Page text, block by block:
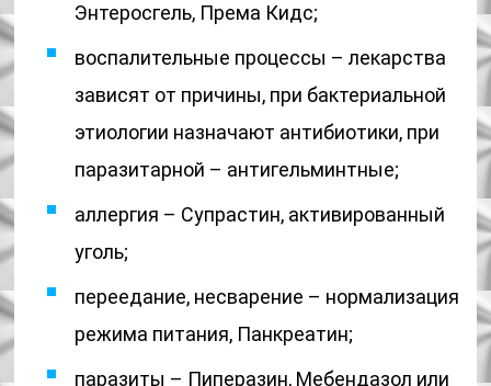
Энтеросгель, Према Кидс;
воспалительные процессы – лекарства
зависят от причины, при бактериальной
этиологии назначают антибиотики, при
паразитарной – антигельминтные;
аллергия – Супрастин, активированный
уголь;
переедание, несварение – нормализация
режима питания, Панкреатин;
паразиты – Пиперазин, Мебендазол или